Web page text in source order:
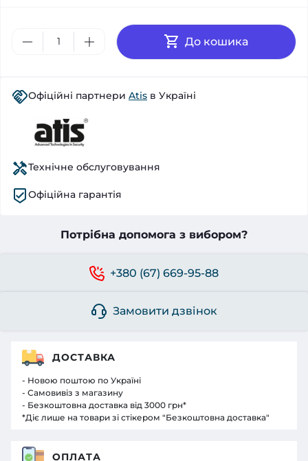
До кошика
Офіційні партнери Atis в Україні
Технічне обслуговування
Офіційна гарантія
Потрібна допомога з вибором?
+380 (67) 669-95-88
Замовити дзвінок
ДОСТАВКА
- Новою поштою по Україні
- Самовивіз з магазину
- Безкоштовна доставка від 3000 грн*
*Діє лише на товари зі стікером "Безкоштовна доставка"
ОПЛАТА